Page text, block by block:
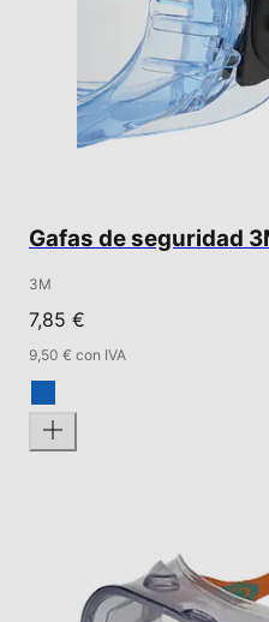
Gafas de seguridad
3M
7,85 €
9,50 € con IVA